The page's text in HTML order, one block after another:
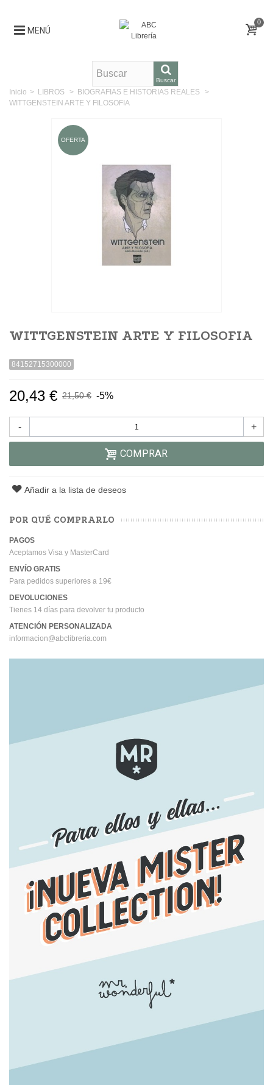
MENÚ
0
Buscar
Inicio > LIBROS > BIOGRAFIAS E HISTORIAS REALES >
WITTGENSTEIN ARTE Y FILOSOFIA
OFERTA
WITTGENSTEIN ARTE Y FILOSOFIA
84152715300000
20,43 € 21,50 € -5%
- +
COMPRAR
Añadir a la lista de deseos
POR QUÉ COMPRARLO
PAGOS
Aceptamos Visa y MasterCard
ENVÍO GRATIS
Para pedidos superiores a 19€
DEVOLUCIONES
Tienes 14 días para devolver tu producto
ATENCIÓN PERSONALIZADA
informacion@abclibreria.com